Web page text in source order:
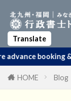
Translate
& payment
HOME Blog
Spouse Visa